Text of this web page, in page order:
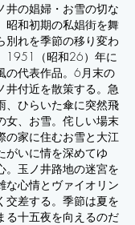
井の娼婦・お雪の切な
昭和初期の私娼街を舞
別れを季節の移り変わ
1951（昭和26）年に
の代表作品。6月末の
井付近を散策する。急
、ひらいた傘に突然飛
女、お雪。侘しい場末
の家に住むお雪と大江
がいに情を深めてゆ
。玉ノ井路地の迷宮を
な心情とヴァイオリン
交差する。季節は夏を
る十五夜を向えるのだ